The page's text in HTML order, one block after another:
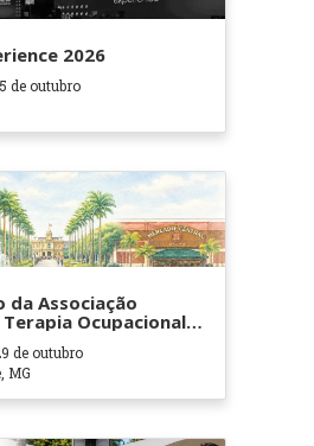
2026
de outubro
da Associação
Ocupacional
Hospitalares e
- ATOHOSP
de outubro
MG